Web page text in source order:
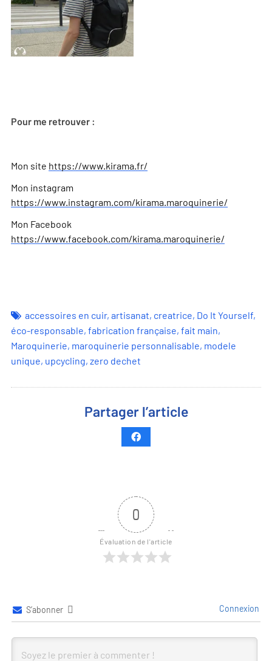
Pour me retrouver :
Mon site https://www.kirama.fr/
Mon instagram
https://www.instagram.com/kirama.maroquinerie/
Mon Facebook
https://www.facebook.com/kirama.maroquinerie/
accessoires en cuir,artisanat, creatrice, Do It Yourself,
éco-responsable, fabrication française, fait main,
Maroquinerie, maroquinerie personnalisable, modele
unique, upcycling, zero dechet
Partager l’article
0
Évaluation de l'article
S’abonner Connexion